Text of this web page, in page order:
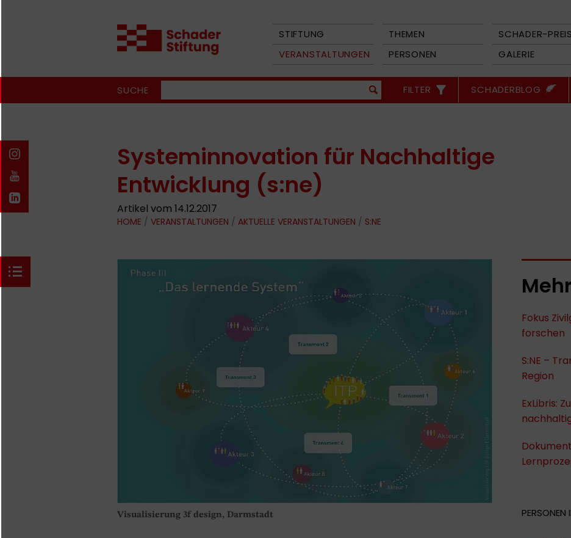
STIFTUNG THEMEN SCHADER-PREIS
VERANSTALTUNGEN
PERSONEN GALERIE
SUCHE FILTER SCHADERBLOG
Systeminnovation für Nachhaltige
Entwicklung (s:ne)
Artikel vom 14.12.2017
HOME / VERANSTALTUNGEN / AKTUELLE VERANSTALTUNGEN / S:NE
Visualisierung 3f design, Darmstadt
Fokus
forschen
S:NE –
Region
ExLibris:
PERSONEN